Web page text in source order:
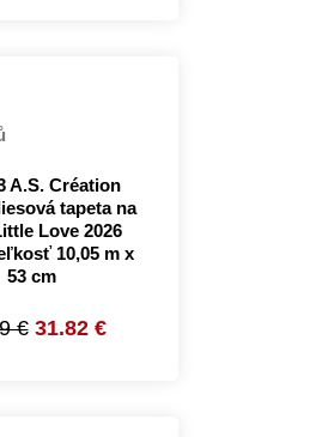
A.S. Création
tapeta na
Love 2026
10,05 m x
53 cm
€ 31.82 €